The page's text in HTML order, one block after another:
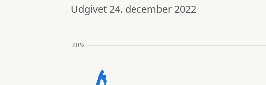
Udgivet 24. december 2022